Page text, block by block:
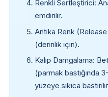
Renkli Sertleştirici:
emdirilir.
Antika Renk
(derinlik için).
Kalıp Damgalama:
(parmak bastığında
yüzeye sıkıca